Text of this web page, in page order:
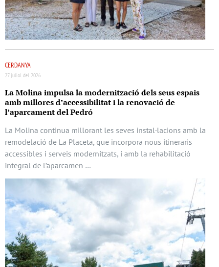
CERDANYA
27 juliol del 2026
La Molina impulsa la modernització dels seus espais
amb millores d’accessibilitat i la renovació de
l’aparcament del Pedró
La Molina continua millorant les seves instal·lacions amb la
remodelació de La Placeta, que incorpora nous itineraris
accessibles i serveis modernitzats, i amb la rehabilitació
integral de l’aparcamen …